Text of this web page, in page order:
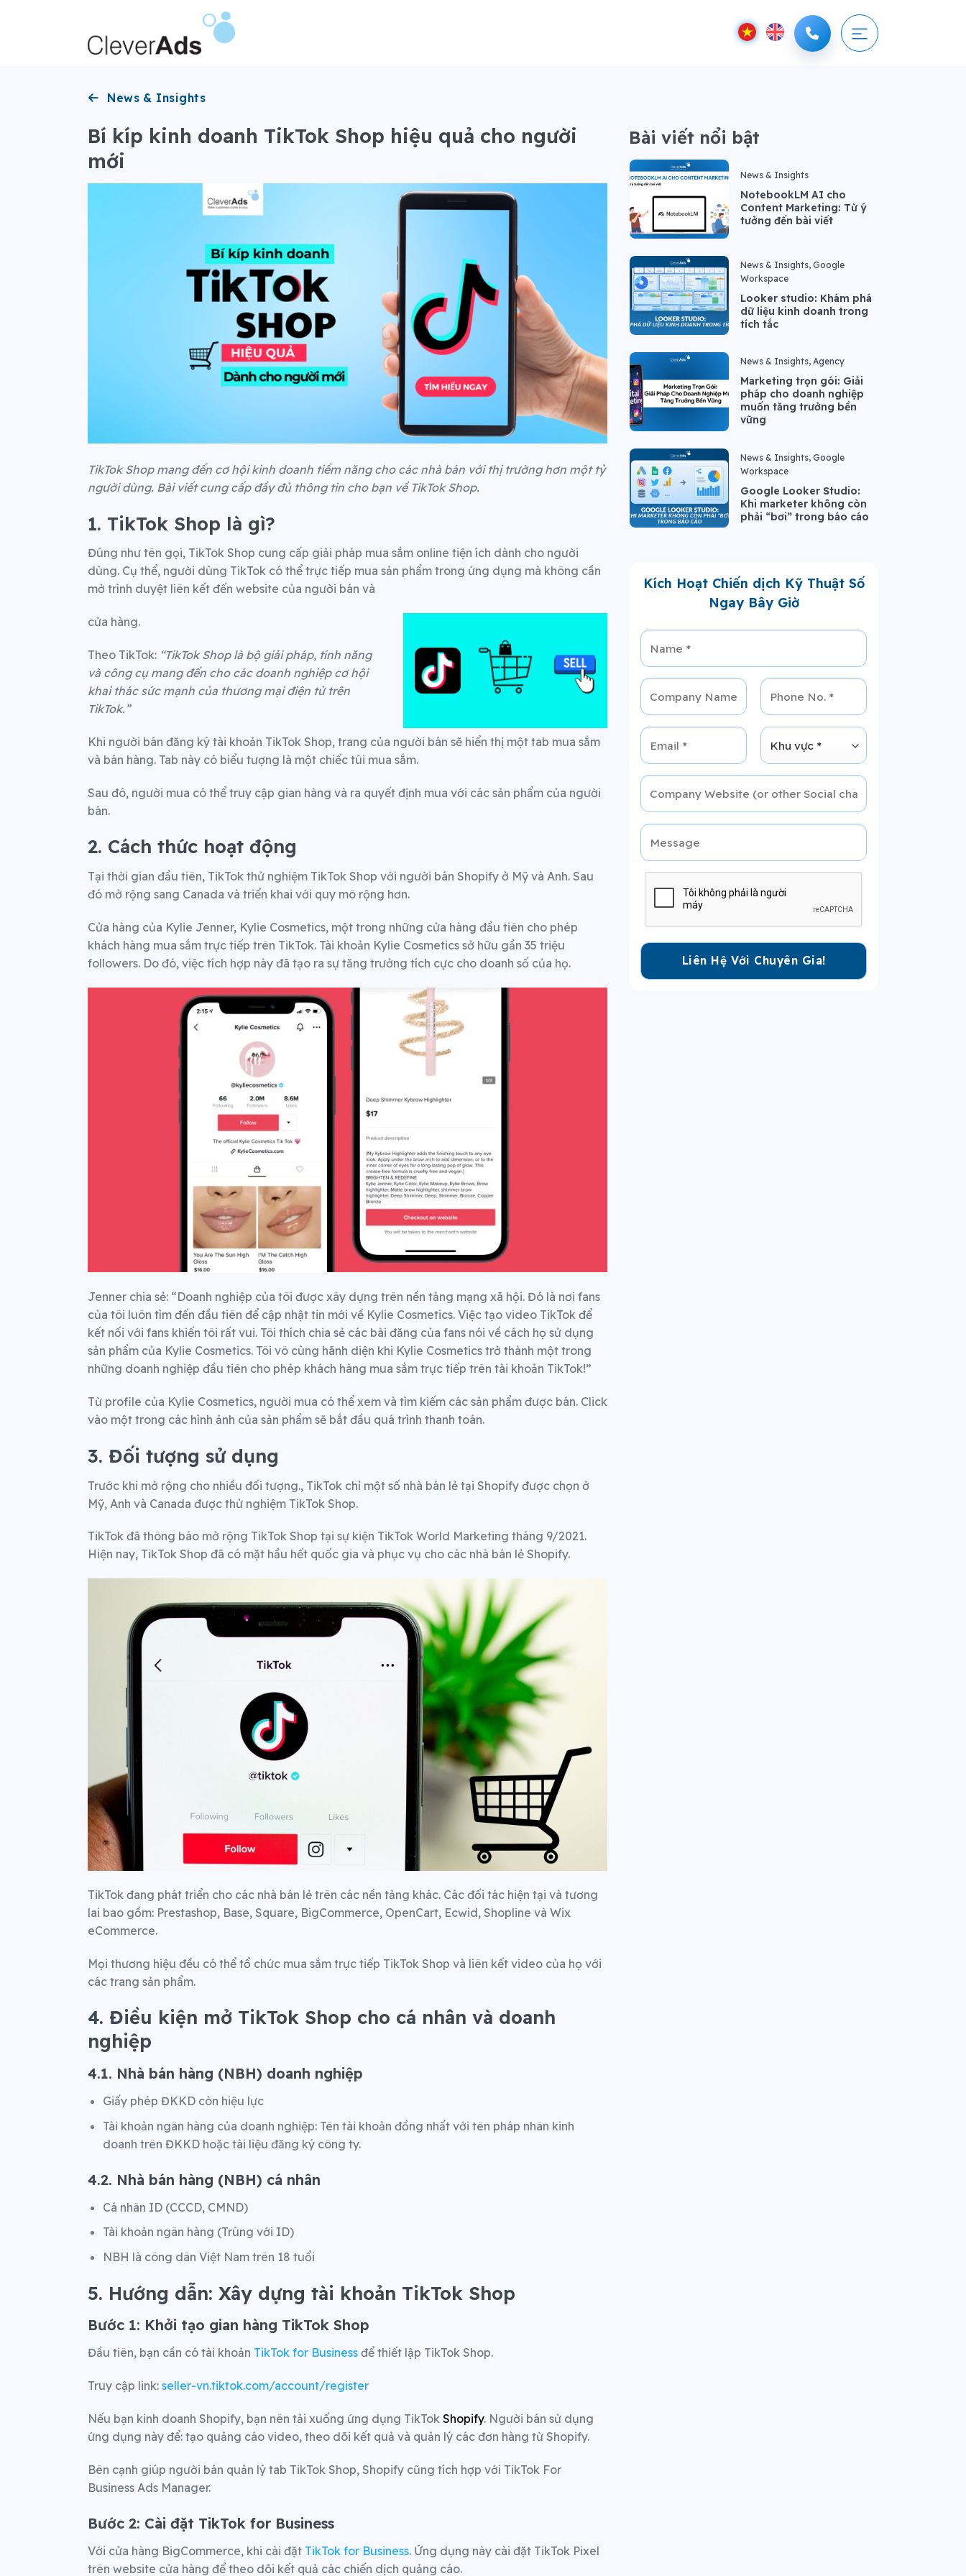
News & Insights
Bí kíp kinh doanh TikTok Shop hiệu quả cho người
mới
TikTok Shop mang đến cơ hội kinh doanh tiềm năng cho các nhà bán với thị trường hơn một tỷ
người dùng. Bài viết cung cấp đầy đủ thông tin cho bạn về TikTok Shop.
1. TikTok Shop là gì?
Đúng như tên gọi, TikTok Shop cung cấp giải pháp mua sắm online tiện ích dành cho người
dùng. Cụ thể, người dùng TikTok có thể trực tiếp mua sản phẩm trong ứng dụng mà không cần
mở trình duyệt liên kết đến website của người bán và
cửa hàng.
Theo TikTok: “TikTok Shop là bộ giải pháp, tính năng
và công cụ mang đến cho các doanh nghiệp cơ hội
khai thác sức mạnh của thương mại điện tử trên
TikTok.”
Khi người bán đăng ký tài khoản TikTok Shop, trang của người bán sẽ hiển thị một tab mua sắm
và bán hàng. Tab này có biểu tượng là một chiếc túi mua sắm.
Sau đó, người mua có thể truy cập gian hàng và ra quyết định mua với các sản phẩm của người
bán.
2. Cách thức hoạt động
Tại thời gian đầu tiên, TikTok thử nghiệm TikTok Shop với người bán Shopify ở Mỹ và Anh. Sau
đó mở rộng sang Canada và triển khai với quy mô rộng hơn.
Cửa hàng của Kylie Jenner, Kylie Cosmetics, một trong những cửa hàng đầu tiên cho phép
khách hàng mua sắm trực tiếp trên TikTok. Tài khoản Kylie Cosmetics sở hữu gần 35 triệu
followers. Do đó, việc tích hợp này đã tạo ra sự tăng trưởng tích cực cho doanh số của họ.
Jenner chia sẻ: “Doanh nghiệp của tôi được xây dựng trên nền tảng mạng xã hội. Đó là nơi fans
của tôi luôn tìm đến đầu tiên để cập nhật tin mới về Kylie Cosmetics. Việc tạo video TikTok để
kết nối với fans khiến tôi rất vui. Tôi thích chia sẻ các bài đăng của fans nói về cách họ sử dụng
sản phẩm của Kylie Cosmetics. Tôi vô cùng hãnh diện khi Kylie Cosmetics trở thành một trong
những doanh nghiệp đầu tiên cho phép khách hàng mua sắm trực tiếp trên tài khoản TikTok!”
Từ profile của Kylie Cosmetics, người mua có thể xem và tìm kiếm các sản phẩm được bán. Click
vào một trong các hình ảnh của sản phẩm sẽ bắt đầu quá trình thanh toán.
3. Đối tượng sử dụng
Trước khi mở rộng cho nhiều đối tượng., TikTok chỉ một số nhà bán lẻ tại Shopify được chọn ở
Mỹ, Anh và Canada được thử nghiệm TikTok Shop.
TikTok đã thông báo mở rộng TikTok Shop tại sự kiện TikTok World Marketing tháng 9/2021.
Hiện nay, TikTok Shop đã có mặt hầu hết quốc gia và phục vụ cho các nhà bán lẻ Shopify.
TikTok đang phát triển cho các nhà bán lẻ trên các nền tảng khác. Các đối tác hiện tại và tương
lai bao gồm: Prestashop, Base, Square, BigCommerce, OpenCart, Ecwid, Shopline và Wix
eCommerce.
Mọi thương hiệu đều có thể tổ chức mua sắm trực tiếp TikTok Shop và liên kết video của họ với
các trang sản phẩm.
4. Điều kiện mở TikTok Shop cho cá nhân và doanh
nghiệp
4.1. Nhà bán hàng (NBH) doanh nghiệp
Giấy phép ĐKKD còn hiệu lực
Tài khoản ngân hàng của doanh nghiệp: Tên tài khoản đồng nhất với tên pháp nhân kinh
doanh trên ĐKKD hoặc tài liệu đăng ký công ty.
4.2. Nhà bán hàng (NBH) cá nhân
Cá nhân ID (CCCD, CMND)
Tài khoản ngân hàng (Trùng với ID)
NBH là công dân Việt Nam trên 18 tuổi
5. Hướng dẫn: Xây dựng tài khoản TikTok Shop
Bước 1: Khởi tạo gian hàng TikTok Shop
Đầu tiên, bạn cần có tài khoản TikTok for Business để thiết lập TikTok Shop.
Truy cập link: seller-vn.tiktok.com/account/register
Nếu bạn kinh doanh Shopify, bạn nên tải xuống ứng dụng TikTok Shopify. Người bán sử dụng
ứng dụng này để: tạo quảng cáo video, theo dõi kết quả và quản lý các đơn hàng từ Shopify.
Bên cạnh giúp người bán quản lý tab TikTok Shop, Shopify cũng tích hợp với TikTok For
Business Ads Manager.
Bước 2: Cài đặt TikTok for Business
Với cửa hàng BigCommerce, khi cài đặt TikTok for Business. Ứng dụng này cài đặt TikTok Pixel
trên website cửa hàng để theo dõi kết quả các chiến dịch quảng cáo.
Bài viết nổi bật
News & Insights
NotebookLM AI cho
Content Marketing: Từ ý
tưởng đến bài viết
News & Insights, Google
Workspace
Looker studio: Khám phá
dữ liệu kinh doanh trong
tích tắc
News & Insights, Agency
Marketing trọn gói: Giải
pháp cho doanh nghiệp
muốn tăng trưởng bền
vững
News & Insights, Google
Workspace
Google Looker Studio:
Khi marketer không còn
phải “bơi” trong báo cáo
Kích Hoạt Chiến dịch Kỹ Thuật Số
Ngay Bây Giờ